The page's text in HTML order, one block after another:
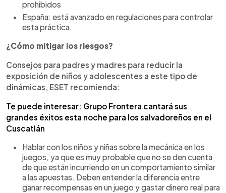
prohibidos
España: está avanzado en regulaciones para controlar
esta práctica.
¿Cómo mitigar los riesgos?
Consejos para padres y madres para reducir la
exposición de niños y adolescentes a este tipo de
dinámicas, ESET recomienda:
Te puede interesar: Grupo Frontera cantará sus
grandes éxitos esta noche para los salvadoreños en el
Cuscatlán
Hablar con los niños y niñas sobre la mecánica en los
juegos, ya que es muy probable que no se den cuenta
de que están incurriendo en un comportamiento similar
a las apuestas. Deben entender la diferencia entre
ganar recompensas en un juego y gastar dinero real para